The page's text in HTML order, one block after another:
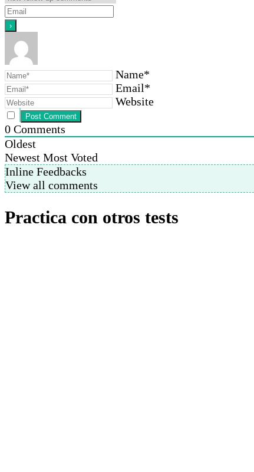
Name*
Email*
Website
0 Comments
Oldest
Newest Most Voted
Inline Feedbacks
View all comments
Practica con otros tests